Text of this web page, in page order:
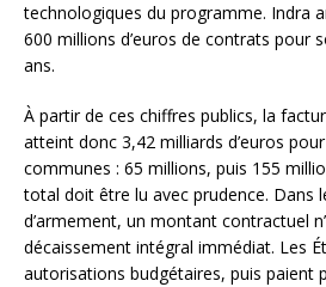
technologiques du programme. Indra
600 millions d’euros de contrats pour
ans.
À partir de ces chiffres publics, la
atteint donc 3,42 milliards d’euros
communes : 65 millions, puis 155
total doit être lu avec prudence. Dans
d’armement, un montant contractuel
décaissement intégral immédiat. Les
autorisations budgétaires, puis paient